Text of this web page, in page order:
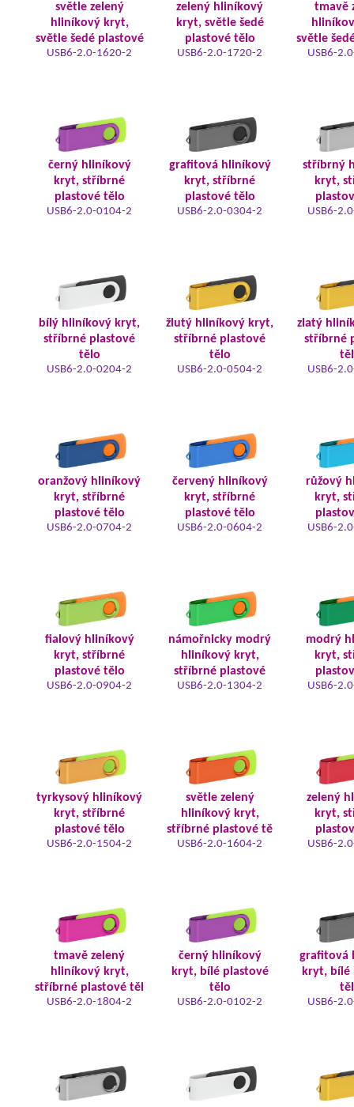
světle zelený
hliníkový kryt,
světle šedé plastové
USB6-2.0-1620-2
zelený hliníkový
kryt, světle šedé
plastové tělo
USB6-2.0-1720-2
tmavě
světle
USB6-
černý hliníkový
kryt, stříbrné
plastové tělo
USB6-2.0-0104-2
grafitová hliníkový
kryt, stříbrné
plastové tělo
USB6-2.0-0304-2
stříbrný
kryt,
USB6-
bílý hliníkový kryt,
stříbrné plastové
tělo
USB6-2.0-0204-2
žlutý hliníkový kryt,
stříbrné plastové
tělo
USB6-2.0-0504-2
zlatý
stříbrné
USB6-
oranžový hliníkový
kryt, stříbrné
plastové tělo
USB6-2.0-0704-2
červený hliníkový
kryt, stříbrné
plastové tělo
USB6-2.0-0604-2
růžový
kryt,
USB6-
fialový hliníkový
kryt, stříbrné
plastové tělo
USB6-2.0-0904-2
námořnicky modrý
hliníkový kryt,
stříbrné plastové
USB6-2.0-1304-2
modrý
kryt,
USB6-
tyrkysový hliníkový
kryt, stříbrné
plastové tělo
USB6-2.0-1504-2
světle zelený
hliníkový kryt,
stříbrné plastové tě
USB6-2.0-1604-2
zelený
kryt,
USB6-
tmavě zelený
hliníkový kryt,
stříbrné plastové těl
USB6-2.0-1804-2
černý hliníkový
kryt, bílé plastové
tělo
USB6-2.0-0102-2
grafitová
kryt, bílé
USB6-